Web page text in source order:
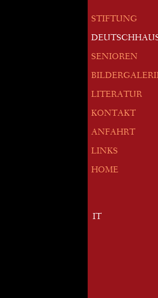
STIFTUNG
SENIOREN
LITERATUR
KONTAKT
ANFAHRT
LINKS
HOME
IT